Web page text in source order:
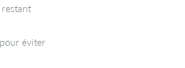
éviter